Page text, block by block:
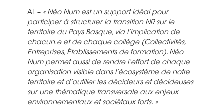
AL – « Néo Num est un support idéal pour
participer à structurer la transition NR sur le
territoire du Pays Basque, via l’implication de
chacun.e et de chaque collège (Collectivités,
Entreprises, Établissements de formation). Néo
Num permet aussi de rendre l’effort de chaque
organisation visible dans l’écosystème de notre
territoire et d’outiller les décideurs et décideuses
sur une thématique transversale aux enjeux
environnementaux et sociétaux forts. »